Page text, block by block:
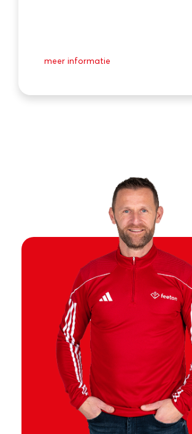
meer informatie